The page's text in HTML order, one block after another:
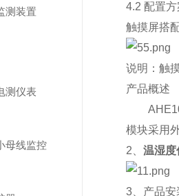
4.2 配置
触摸屏搭
说明：触
产品概述
模块采用
2、温湿
3、产品安
测装置
测仪表
母线监控